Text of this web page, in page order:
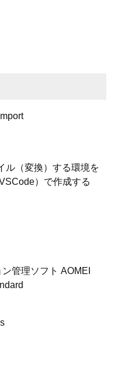
ル（変換）する環境を
）で作成する
管理ソフト AOMEI